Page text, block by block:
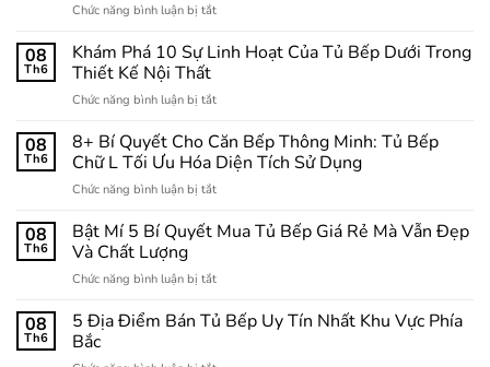
Chức năng bình luận bị tắtở
Mẫu
Chữ
Giải
Pháp
Ưu
Không
Nhỏ
08
Th6
Khám Phá 10 Sự Linh Hoạt Của Tủ Bếp Dưới Trong
Thiết Kế Nội Thất
Chức năng bình luận bị tắtở
Phá
10
Sự
Linh
Của
Dưới
Thiết
08
Th6
8+ Bí Quyết Cho Căn Bếp Thông Minh: Tủ Bếp
Chữ L Tối Ưu Hóa Diện Tích Sử Dụng
Chức năng bình luận bị tắtở
Bí
Căn
Thông
08
Th6
Bật Mí 5 Bí Quyết Mua Tủ Bếp Giá Rẻ Mà Vẫn Đẹp
Và Chất Lượng
Chức năng bình luận bị tắtở
Mí
08
Th6
5 Địa Điểm Bán Tủ Bếp Uy Tín Nhất Khu Vực Phía
Bắc